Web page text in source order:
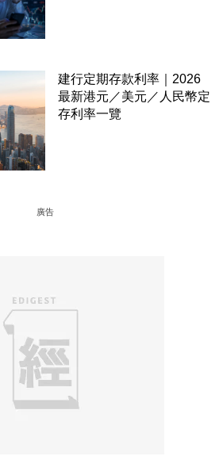
建行定期存款利率｜2026
最新港元／美元／人民幣定
存利率一覽
廣告